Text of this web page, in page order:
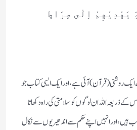
یَهْدِیْهِمْ اِلٰى صِرَاطٍ
روشنی(قرآن) آئی ہے، اور ایک ایسی کتاب جو
ذریعہ اللہ ان لوگوں کو سلامتی کی راہ دکھاتا
اور انہیں اپنے حکم سے اندھیریوں سے نکال